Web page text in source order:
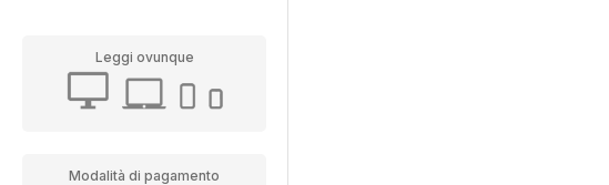
Leggi ovunque
Modalità di pagamento